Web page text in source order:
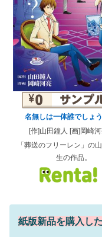
名無しは一体誰でしょ
[作]山田鐘人 [画]岡崎
「葬送のフリーレン」の
生の作品。
紙版新品を購入し